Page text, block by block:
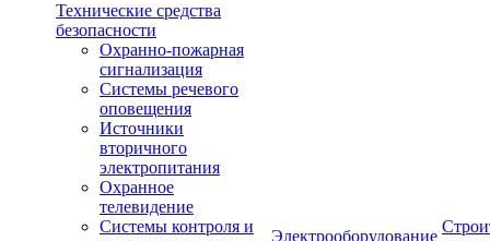
Технические средства
безопасности
Охранно-пожарная
сигнализация
Системы речевого
оповещения
Источники
вторичного
электропитания
Охранное
телевидение
Системы контроля и
Электрооборудование